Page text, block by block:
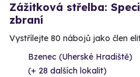
Zážitková střelba:
zbraní
Vystřílejte 80 nábojů jako člen
Bzenec (Uherské Hradiště)
(+ 28 dalších lokalit)